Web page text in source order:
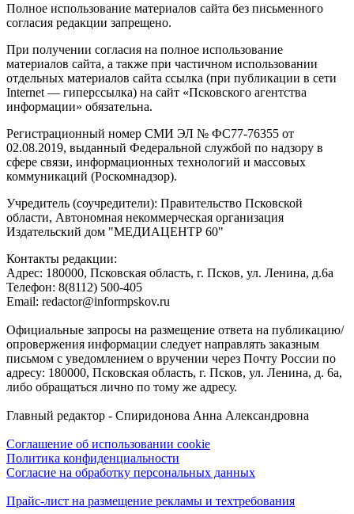
Полное использование материалов сайта без письменного
согласия редакции запрещено.
При получении согласия на полное использование
материалов сайта, а также при частичном использовании
отдельных материалов сайта ссылка (при публикации в сети
Internet — гиперссылка) на сайт «Псковского агентства
информации» обязательна.
Регистрационный номер СМИ ЭЛ № ФС77-76355 от
02.08.2019, выданный Федеральной службой по надзору в
сфере связи, информационных технологий и массовых
коммуникаций (Роскомнадзор).
Учредитель (соучредители): Правительство Псковской
области, Автономная некоммерческая организация
Издательский дом "МЕДИАЦЕНТР 60"
Контакты редакции:
Адреc: 180000, Псковская область, г. Псков, ул. Ленина, д.6а
Телефон: 8(8112) 500-405
Email: redactor@informpskov.ru
Официальные запросы на размещение ответа на публикацию/
опровержения информации следует направлять заказным
письмом с уведомлением о вручении через Почту России по
адресу: 180000, Псковская область, г. Псков, ул. Ленина, д. 6а,
либо обращаться лично по тому же адресу.
Главный редактор - Спиридонова Анна Александровна
Соглашение об использовании cookie
Политика конфиденциальности
Согласие на обработку персональных данных
Прайс-лист на размещение рекламы и техтребования